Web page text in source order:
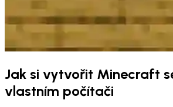
Jak si vytvořit Minecraft
vlastním počítači